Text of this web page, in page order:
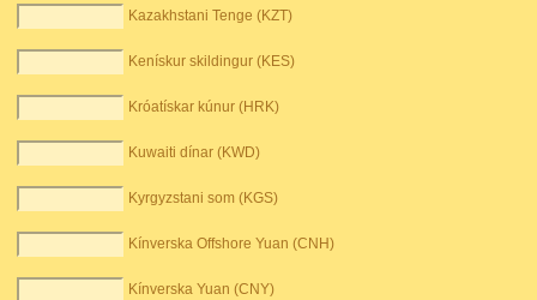
Kazakhstani Tenge (KZT)
Kenískur skildingur (KES)
Króatískar kúnur (HRK)
Kuwaiti dínar (KWD)
Kyrgyzstani som (KGS)
Kínverska Offshore Yuan (CNH)
Kínverska Yuan (CNY)